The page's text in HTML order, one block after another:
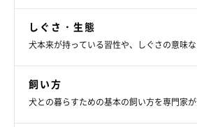
を伴うおならが出るとびっくりしてしま
犬はふだんから、意識せずこまめにおな
ならを我慢しておなかにガスがたまるこ
ん。そのため音を伴うほどのおならは、
と。本当に「何？」と驚いて、びっくり
しぐさ・生態
犬本来が持っている習性や、しぐさの意味
飼い方
犬との暮らすための基本の飼い方を専門家